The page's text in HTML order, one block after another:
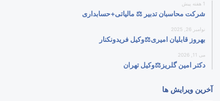
1 هفته پیش
شرکت محاسبان تدبیر ⚖️ مالیاتی+حسابداری
نوامبر 26, 2025
بهروز قابلیان امیری⚖️وکیل فریدونکنار
می 11, 2026
دکتر امین گلریز⚖️وکیل تهران
آخرین ویرایش ها